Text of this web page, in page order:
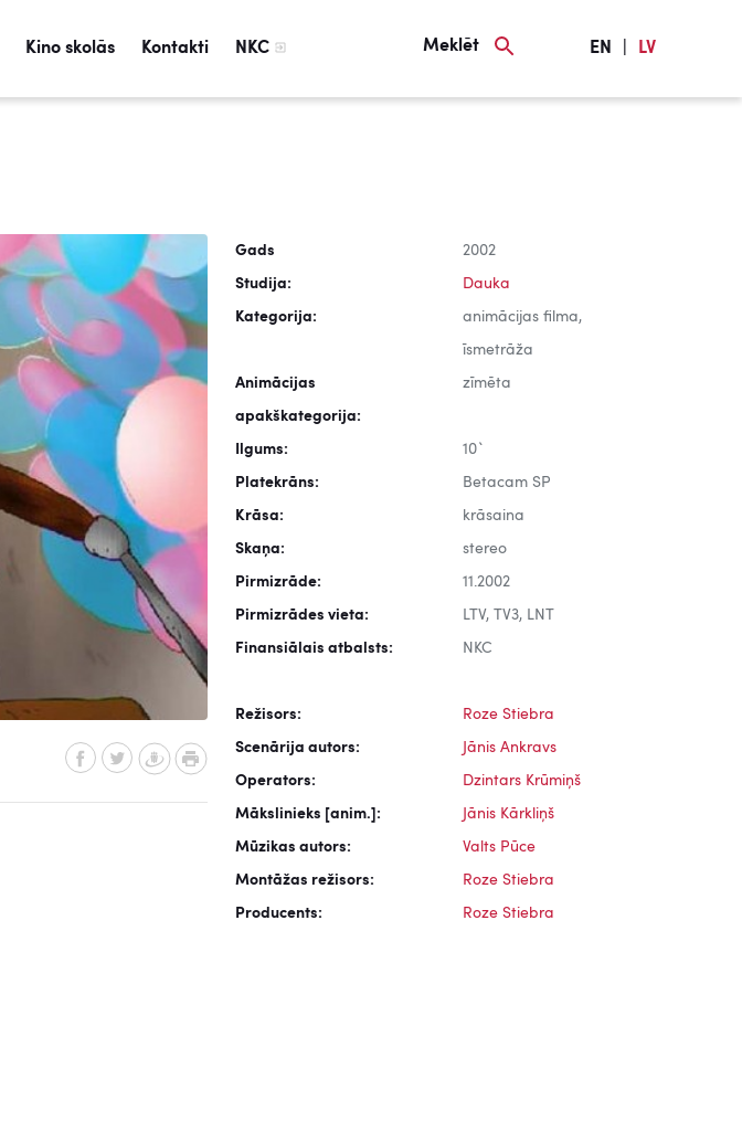
Kino skolās Kontakti NKC Meklēt EN LV
Gads 2002
Studija: Dauka
Kategorija: animācijas filma,
īsmetrāža
Animācijas
apakškategorija:
zīmēta
Ilgums: 10`
Platekrāns: Betacam SP
Krāsa: krāsaina
Skaņa: stereo
Pirmizrāde: 11.2002
Pirmizrādes vieta: LTV, TV3, LNT
Finansiālais atbalsts: NKC
Režisors: Roze Stiebra
Scenārija autors: Jānis Ankravs
Operators: Dzintars Krūmiņš
Mākslinieks [anim.]: Jānis Kārkliņš
Mūzikas autors: Valts Pūce
Montāžas režisors: Roze Stiebra
Producents: Roze Stiebra